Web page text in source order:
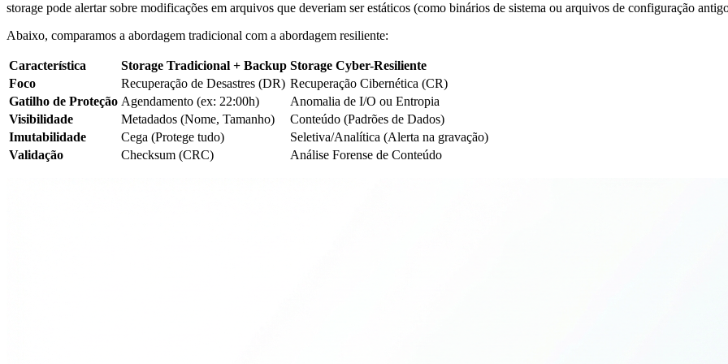
storage pode alertar sobre modificações em arquivos que deveriam ser estáticos (como binários de sistema ou arquivos de configuração
Abaixo, comparamos a abordagem tradicional com a abordagem resiliente:
Característica Storage Tradicional + Backup Storage Cyber-Resiliente
Foco
Recuperação de Desastres (DR) Recuperação Cibernética (CR)
Gatilho de Proteção Agendamento (ex: 22:00h)
Anomalia de I/O ou Entropia
Visibilidade
Metadados (Nome, Tamanho)
Conteúdo (Padrões de Dados)
Imutabilidade
Cega (Protege tudo)
Seletiva/Analítica (Alerta na gravação)
Validação
Checksum (CRC) Análise Forense de Conteúdo